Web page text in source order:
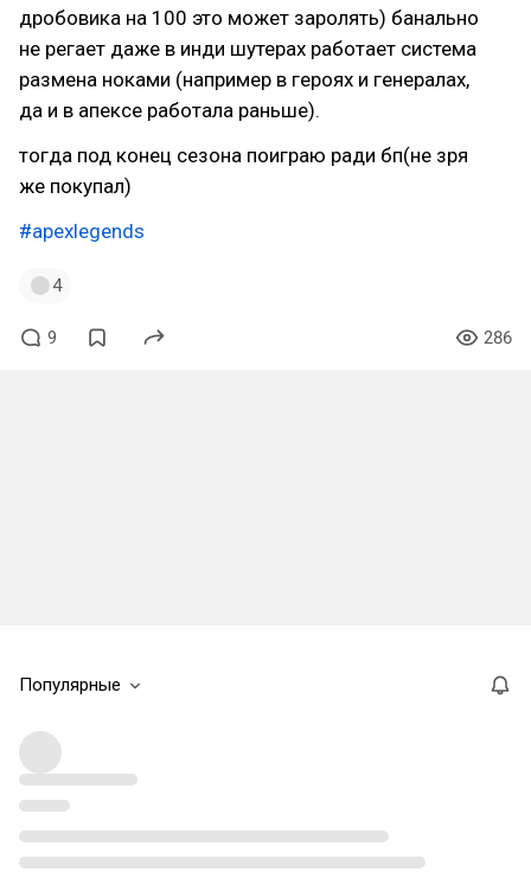
дробовика на 100 это может заролять) банально
не регает даже в инди шутерах работает система
размена ноками (например в героях и генералах,
да и в апексе работала раньше).
тогда под конец сезона поиграю ради бп(не зря
же покупал)
#apexlegends
4
9 286
Популярные